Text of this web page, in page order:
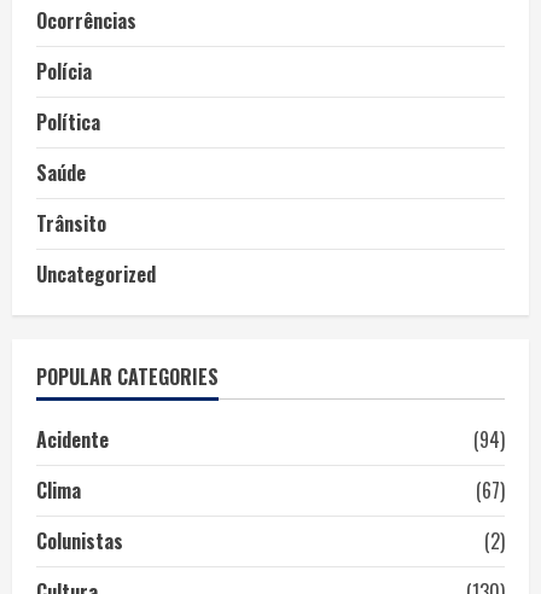
Ocorrências
Polícia
Política
Saúde
Trânsito
Uncategorized
POPULAR CATEGORIES
Acidente
(94)
Clima
(67)
Colunistas
(2)